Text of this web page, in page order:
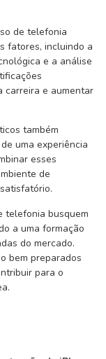
de telefonia
fatores, incluindo a
e a análise
carreira e aumentar
também
uma experiência
esses
de
telefonia busquem
a uma formação
do mercado.
bem preparados
para o